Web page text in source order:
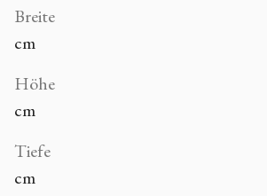
Breite
cm
Höhe
cm
Tiefe
cm